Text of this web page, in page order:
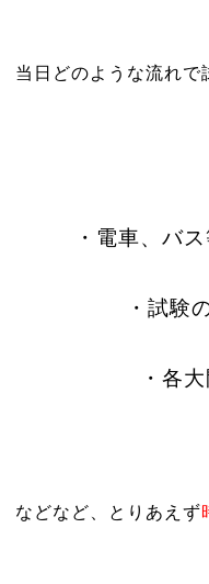
当日どのような流れで
・電車、バ
・試験
・各
などなど、とりあえず